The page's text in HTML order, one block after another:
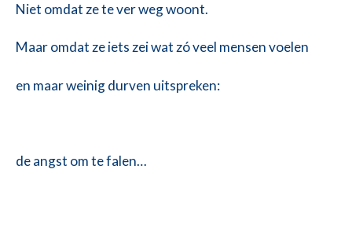
Niet omdat ze te ver weg woont.
Maar omdat ze iets zei wat zó veel mensen voelen
en maar weinig durven uitspreken:
de angst om te falen…